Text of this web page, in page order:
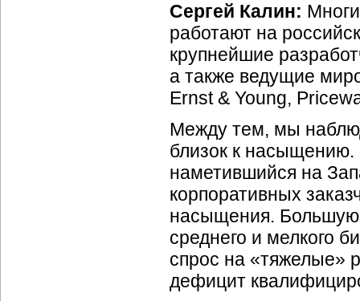
Сергей Калин:
работают на
крупнейшие
а также ведущие
Ernst & Young,
Между тем, мы
близок к насыщению.
наметившийся на
корпоративных
насыщения.
среднего и мелкого
спрос на «тяжелые»
дефицит